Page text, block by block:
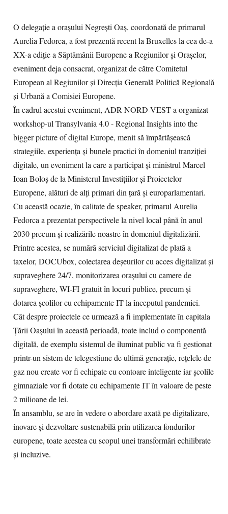
O delegație a orașului Negrești Oaș, coordonată de primarul
Aurelia Fedorca, a fost prezentă recent la Bruxelles la cea de-a
XX-a ediție a Săptămânii Europene a Regiunilor și Orașelor,
eveniment deja consacrat, organizat de către Comitetul
European al Regiunilor și Direcția Generală Politică Regională
și Urbană a Comisiei Europene.
În cadrul acestui eveniment, ADR NORD-VEST a organizat
workshop-ul Transylvania 4.0 - Regional Insights into the
bigger picture of digital Europe, menit să împărtășească
strategiile, experiența și bunele practici în domeniul tranziției
digitale, un eveniment la care a participat și ministrul Marcel
Ioan Boloș de la Ministerul Investițiilor și Proiectelor
Europene, alături de alți primari din țară și europarlamentari.
Cu această ocazie, în calitate de speaker, primarul Aurelia
Fedorca a prezentat perspectivele la nivel local până în anul
2030 precum și realizările noastre în domeniul digitalizării.
Printre acestea, se numără serviciul digitalizat de plată a
taxelor, DOCUbox, colectarea deșeurilor cu acces digitalizat și
supraveghere 24/7, monitorizarea orașului cu camere de
supraveghere, WI-FI gratuit în locuri publice, precum și
dotarea școlilor cu echipamente IT la începutul pandemiei.
Cât despre proiectele ce urmează a fi implementate în capitala
Țării Oașului în această perioadă, toate includ o componentă
digitală, de exemplu sistemul de iluminat public va fi gestionat
printr-un sistem de telegestiune de ultimă generație, rețelele de
gaz nou create vor fi echipate cu contoare inteligente iar școlile
gimnaziale vor fi dotate cu echipamente IT în valoare de peste
2 milioane de lei.
În ansamblu, se are în vedere o abordare axată pe digitalizare,
inovare și dezvoltare sustenabilă prin utilizarea fondurilor
europene, toate acestea cu scopul unei transformări echilibrate
și incluzive.